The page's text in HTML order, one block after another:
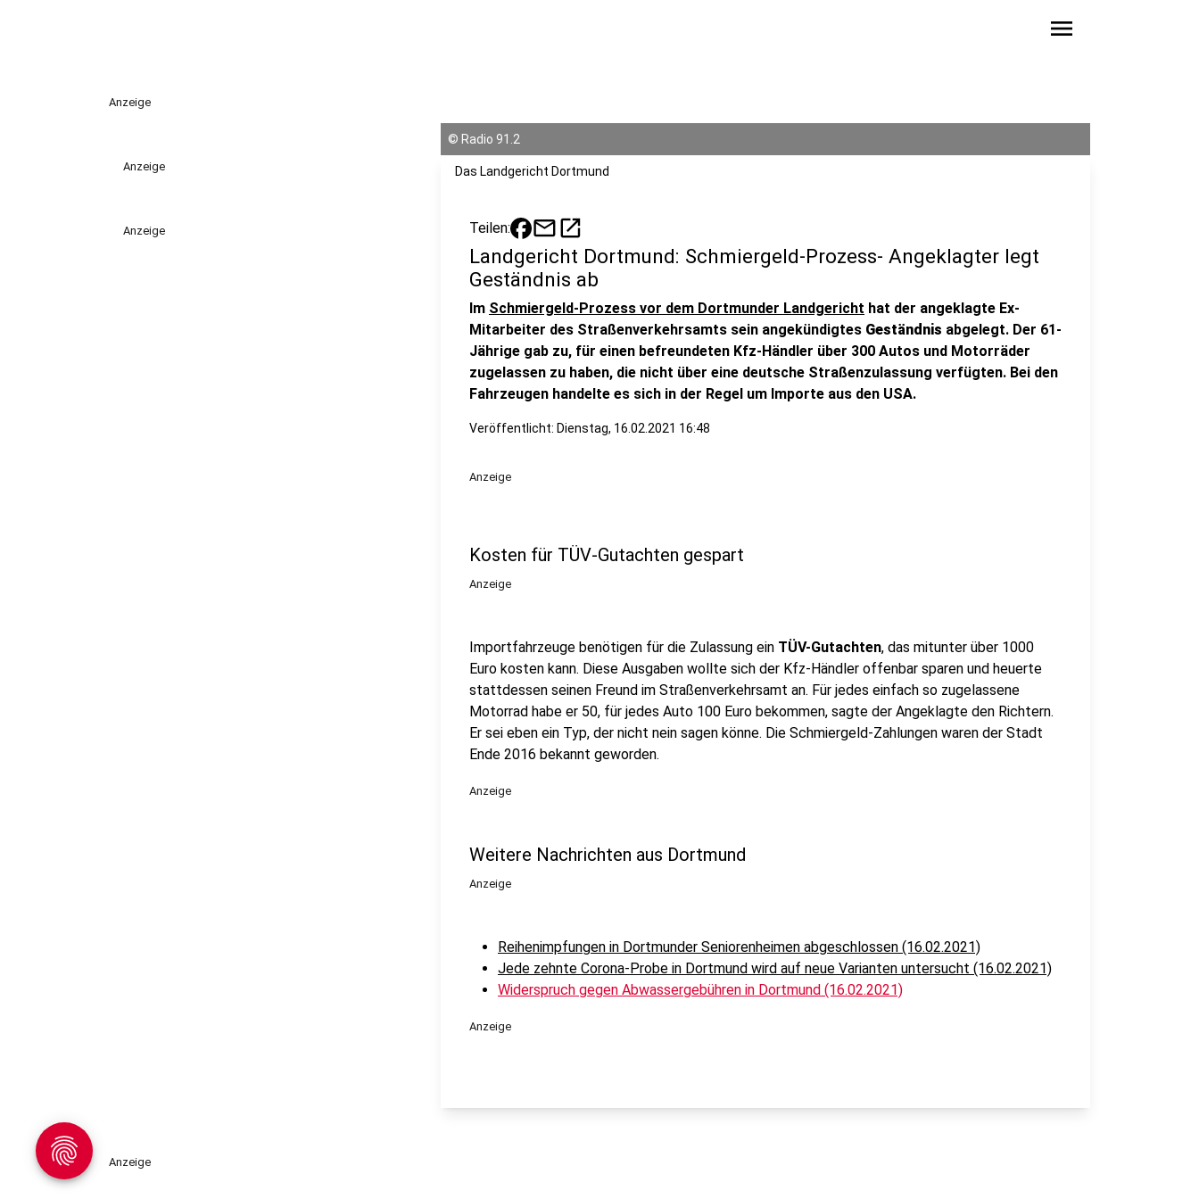
menu
Anzeige
Anzeige
Anzeige
© Radio 91.2
Das Landgericht Dortmund
Teilen: mailopen_in_new
Landgericht Dortmund: Schmiergeld-Prozess- Angeklagter legt
Geständnis ab
Im Schmiergeld-Prozess vor dem Dortmunder Landgericht hat der angeklagte Ex-
Mitarbeiter des Straßenverkehrsamts sein angekündigtes Geständnis abgelegt. Der 61-
Jährige gab zu, für einen befreundeten Kfz-Händler über 300 Autos und Motorräder
zugelassen zu haben, die nicht über eine deutsche Straßenzulassung verfügten. Bei den
Fahrzeugen handelte es sich in der Regel um Importe aus den USA.
Veröffentlicht: Dienstag, 16.02.2021 16:48
Anzeige
Kosten für TÜV-Gutachten gespart
Anzeige
Importfahrzeuge benötigen für die Zulassung ein TÜV-Gutachten, das mitunter über 1000
Euro kosten kann. Diese Ausgaben wollte sich der Kfz-Händler offenbar sparen und heuerte
stattdessen seinen Freund im Straßenverkehrsamt an. Für jedes einfach so zugelassene
Motorrad habe er 50, für jedes Auto 100 Euro bekommen, sagte der Angeklagte den Richtern.
Er sei eben ein Typ, der nicht nein sagen könne. Die Schmiergeld-Zahlungen waren der Stadt
Ende 2016 bekannt geworden.
Anzeige
Weitere Nachrichten aus Dortmund
Anzeige
Reihenimpfungen in Dortmunder Seniorenheimen abgeschlossen (16.02.2021)
Jede zehnte Corona-Probe in Dortmund wird auf neue Varianten untersucht (16.02.2021)
Widerspruch gegen Abwassergebühren in Dortmund (16.02.2021)
Anzeige
Anzeige